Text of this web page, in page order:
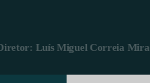
Diretor: Luís Miguel Correia Mira